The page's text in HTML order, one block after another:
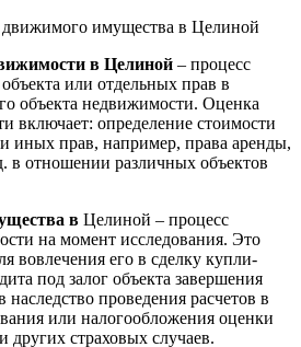
имущества в Целиной
в Целиной – процесс
или отдельных прав в
объекта недвижимости. Оценка
включает: определение стоимости
иных прав, например, права аренды,
в отношении различных объектов
в Целиной – процесс
на момент исследования. Это
вовлечения его в сделку купли-
под залог объекта завершения
проведения расчетов в
или налогообложения оценки
других страховых случаев.